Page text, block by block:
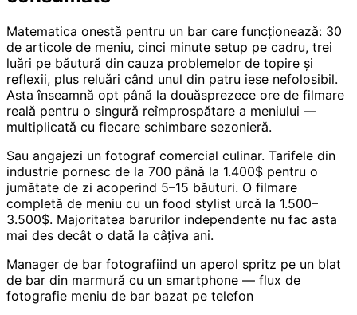
Matematica onestă pentru un bar care funcționează: 30
de articole de meniu, cinci minute setup pe cadru, trei
luări pe băutură din cauza problemelor de topire și
reflexii, plus reluări când unul din patru iese nefolosibil.
Asta înseamnă opt până la douăsprezece ore de filmare
reală pentru o singură reîmprospătare a meniului —
multiplicată cu fiecare schimbare sezonieră.
Sau angajezi un fotograf comercial culinar. Tarifele din
industrie pornesc de la 700 până la 1.400$ pentru o
jumătate de zi acoperind 5–15 băuturi. O filmare
completă de meniu cu un food stylist urcă la 1.500–
3.500$. Majoritatea barurilor independente nu fac asta
mai des decât o dată la câțiva ani.
Manager de bar fotografiind un aperol spritz pe un blat
de bar din marmură cu un smartphone — flux de
fotografie meniu de bar bazat pe telefon